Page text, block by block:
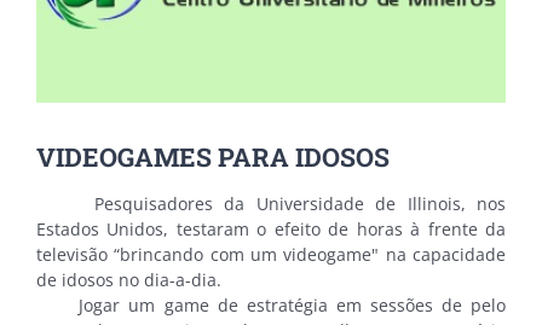
VIDEOGAMES PARA IDOSOS
Pesquisadores da Universidade de Illinois, nos
Estados Unidos, testaram o efeito de horas à frente da
televisão “brincando com um videogame" na capacidade
de idosos no dia-a-dia.
Jogar um game de estratégia em sessões de pelo